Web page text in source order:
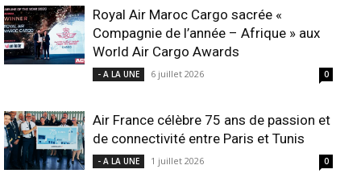
Royal Air Maroc Cargo sacrée «
Compagnie de l’année – Afrique » aux
World Air Cargo Awards
- A LA UNE 6 juillet 2026 0
Air France célèbre 75 ans de passion et
de connectivité entre Paris et Tunis
- A LA UNE 1 juillet 2026 0